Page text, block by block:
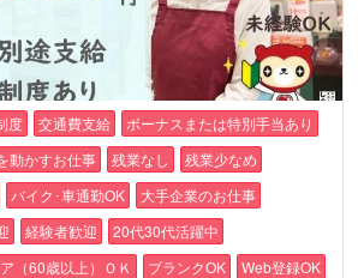
度 交通費支給
ボーナスまたは特別手当あり
動かすお仕事 残業なし
残業少なめ
バイク･車通勤OK
大手企業のお仕事
経験者歓迎
20代30代活躍中
（60歳以上）ＯＫ ブランクOK
Web登録OK